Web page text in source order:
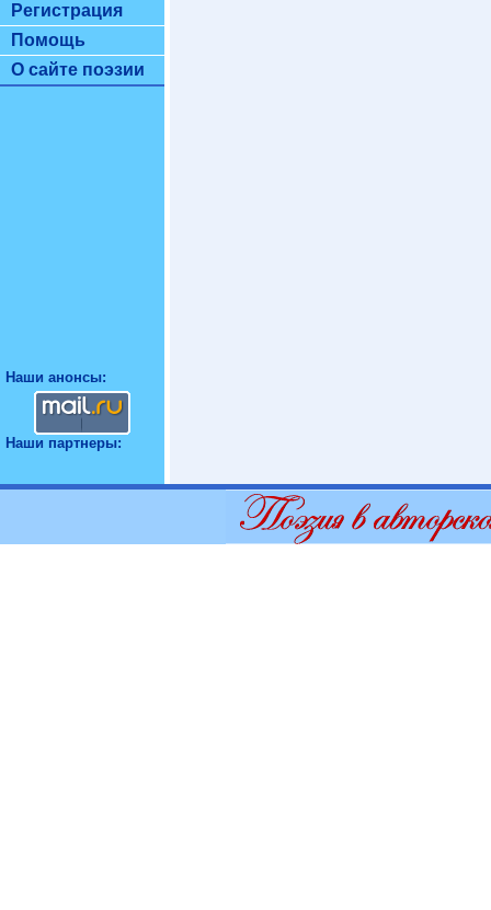
Регистрация
Помощь
О сайте поэзии
Наши анонсы:
Наши партнеры: